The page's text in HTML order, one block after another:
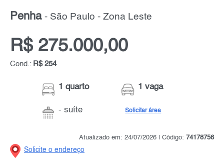
Penha - São Paulo - Zona Leste
R$ 275.000,00
Cond.: R$ 254
1 quarto
- suíte
1 vaga
Solicitar área
Atualizado em: 24/07/2026 | Código: 74178756
Solicite o endereço